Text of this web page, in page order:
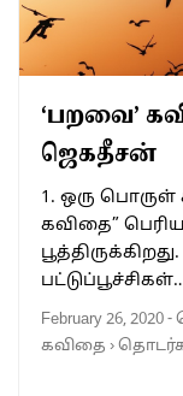
‘பறவை’
ஜெகதீசன்
1. ஒரு
கவிதை”
February 26, 2020-
கவிதை ›